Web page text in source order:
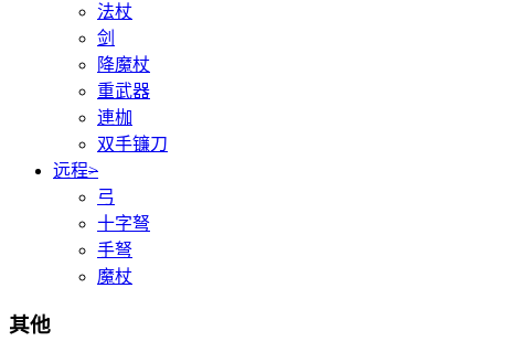
法杖
剑
降魔杖
重武器
連枷
双手镰刀
远程>
弓
十字弩
手弩
魔杖
其他